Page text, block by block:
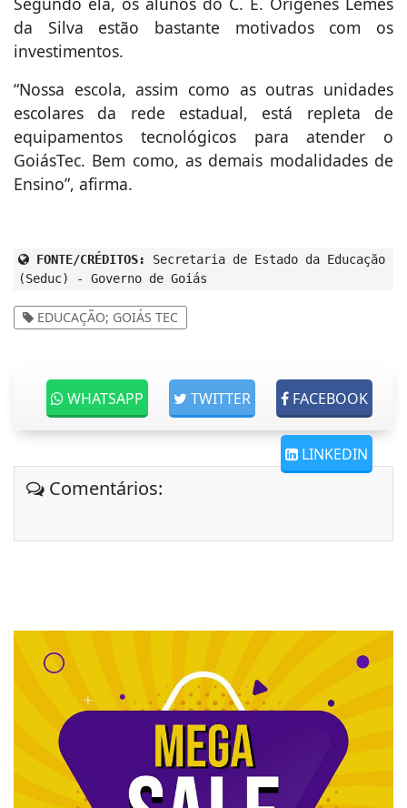
da Silva estão bastante motivados com os
investimentos.
“Nossa escola, assim como as outras unidades
escolares da rede estadual, está repleta de
equipamentos tecnológicos para atender o
GoiásTec. Bem como, as demais modalidades de
Ensino”, afirma.
FONTE/CRÉDITOS:
Secretaria de Estado da Educação
(Seduc) - Governo de Goiás
EDUCAÇÃO; GOIÁS TEC
FACEBOOK
TWITTER
WHATSAPP
LINKEDIN
Comentários: